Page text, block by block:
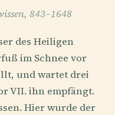
843–1648
des Heiligen
im Schnee vor
und wartet drei
VII. ihn empfängt.
Hier wurde der